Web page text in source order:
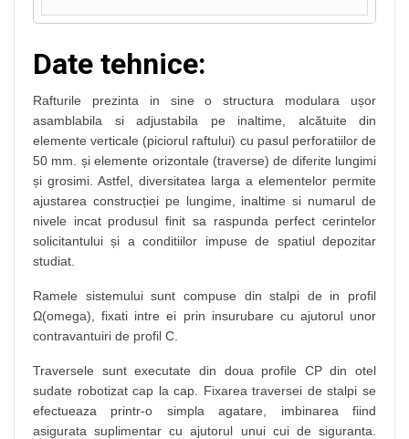
Date tehnice:
Rafturile prezinta in sine o structura modulara ușor
asamblabila si adjustabila pe inaltime, alcătuite din
elemente verticale (piciorul raftului) cu pasul perforatiilor de
50 mm. și elemente orizontale (traverse) de diferite lungimi
și grosimi. Astfel, diversitatea larga a elementelor permite
ajustarea construcției pe lungime, inaltime si numarul de
nivele incat produsul finit sa raspunda perfect cerintelor
solicitantului și a conditiilor impuse de spatiul depozitar
studiat.
Ramele sistemului sunt compuse din stalpi de in profil
Ω(omega), fixati intre ei prin insurubare cu ajutorul unor
contravantuiri de profil C.
Traversele sunt executate din doua profile CP din otel
sudate robotizat cap la cap. Fixarea traversei de stalpi se
efectueaza printr-o simpla agatare, imbinarea fiind
asigurata suplimentar cu ajutorul unui cui de siguranta.